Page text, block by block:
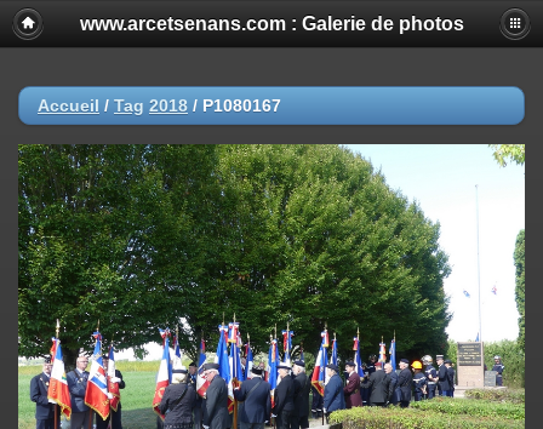
www.arcetsenans.com : Galerie de photos
Accueil / Tag 2018 / P1080167